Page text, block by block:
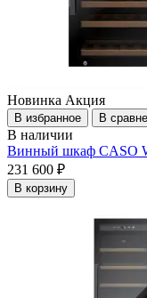
Новинка Акция
В избранное В
В наличии
Винный шкаф CASO
231 600 ₽
В корзину